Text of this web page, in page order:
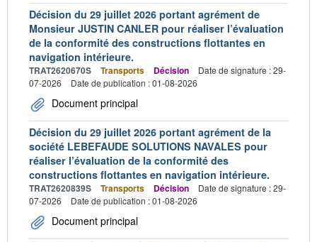
Décision du 29 juillet 2026 portant agrément de
Monsieur JUSTIN CANLER pour réaliser l’évaluation
de la conformité des constructions flottantes en
navigation intérieure.
TRAT2620670S Transports Décision
Date de signature : 29-
07-2026
Date de publication : 01-08-2026
Document principal
Décision du 29 juillet 2026 portant agrément de la
société LEBEFAUDE SOLUTIONS NAVALES pour
réaliser l’évaluation de la conformité des
constructions flottantes en navigation intérieure.
TRAT2620839S Transports Décision
Date de signature : 29-
07-2026
Date de publication : 01-08-2026
Document principal